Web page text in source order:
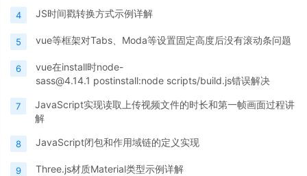
4 JS时间戳转换方式示例详解
5 vue等框架对Tabs、Moda等设置固定高度后没有滚动条问题
6
vue在install时node-
sass@4.14.1 postinstall:node scripts/build.js错误解决
7
JavaScript实现读取上传视频文件的时长和第一帧画面过程讲
解
8 JavaScript闭包和作用域链的定义实现
9 Three.js材质Material类型示例详解